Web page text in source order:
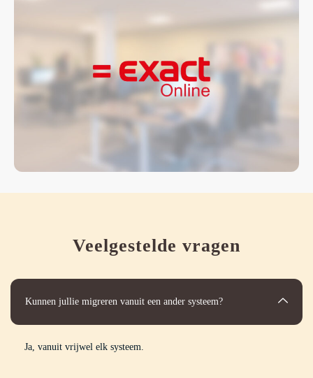
Veelgestelde vragen
Kunnen jullie migreren vanuit een ander systeem?
Ja, vanuit vrijwel elk systeem.